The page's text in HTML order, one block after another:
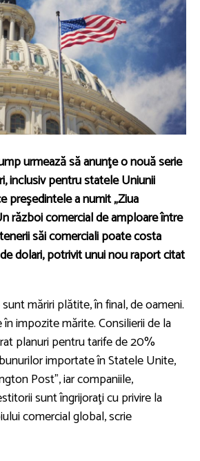
urmează să anunţe o nouă serie
inclusiv pentru statele Uniunii
preşedintele a numit „Ziua
război comercial de amploare între
săi comerciali poate costa
dolari, potrivit unui nou raport citat
măriri plătite, în final, de oameni.
impozite mărite. Consilierii de la
planuri pentru tarife de 20%
importate în Statele Unite,
Post”, iar companiile,
sunt îngrijoraţi cu privire la
comercial global, scrie